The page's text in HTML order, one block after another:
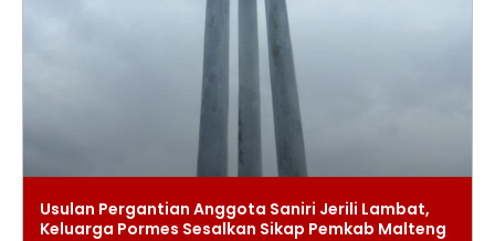
Usulan Pergantian Anggota Saniri Jerili Lambat,
Keluarga Pormes Sesalkan Sikap Pemkab Malteng